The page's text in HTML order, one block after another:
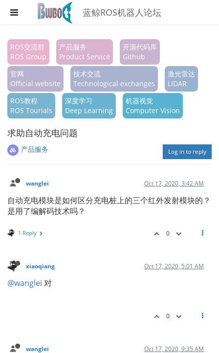
蓝鲸ROS机器人论坛
Register
Login
Search
Categories
ROS交流群
ROS Group
产品服务
Product Service
开源代码库
Github
官网
Official website
技术交流
Technological exchanges
激光雷达
LIDAR
ROS教程
ROS Tourials
深度学习
Deep Learning
机器视觉
Computer Vision
求助自动充电问题
产品服务 Log in to reply
wanglei Oct 17, 2020, 3:42 AM
自动充电模块是如何区分充电桩上的三个红外发射模块的？
是用了编解码技术吗？
1 Reply 0
xiaoqiang Oct 17, 2020, 5:01 AM
@wanglei 对
0
wanglei Oct 17, 2020, 9:35 AM